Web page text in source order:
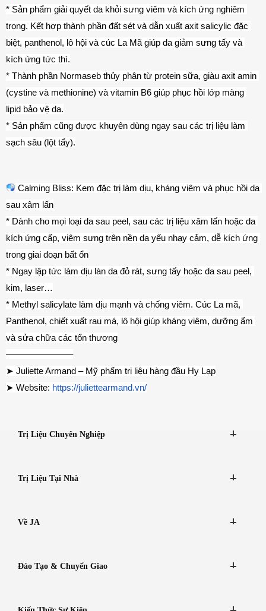
* Sản phẩm giải quyết da khỏi sưng viêm và kích ứng nghiêm
trọng. Kết hợp thành phần đất sét và dẫn xuất axit salicylic đặc
biệt, panthenol, lô hội và cúc La Mã giúp da giảm sưng tấy và
kích ứng tức thì.
* Thành phần Normaseb thủy phân từ protein sữa, giàu axit amin
(cystine và methionine) và vitamin B6 giúp phục hồi lớp màng
lipid bảo vệ da.
* Sản phẩm cũng được khuyên dùng ngay sau các trị liệu làm
sạch sâu (lột tẩy).
Calming Bliss: Kem đặc trị làm dịu, kháng viêm và phục hồi da
sau xâm lấn
* Dành cho mọi loại da sau peel, sau các trị liệu xâm lấn hoặc da
kích ứng cấp, viêm sưng trên nền da yếu nhạy cảm, dễ kích ứng
trong giai đoạn bất ổn
* Ngay lập tức làm dịu làn da đỏ rát, sưng tấy hoặc da sau peel,
kim, laser…
* Methyl salicylate làm dịu mạnh và chống viêm. Cúc La mã,
Panthenol, chiết xuất rau má, lô hội giúp kháng viêm, dưỡng ẩm
và sửa chữa các tổn thương
———————–
➤ Juliette Armand – Mỹ phẩm trị liệu hàng đầu Hy Lạp
➤ Website: https://juliettearmand.vn/
Trị Liệu Chuyên Nghiệp
Trị Liệu Tại Nhà
Về JA
Đào Tạo & Chuyển Giao